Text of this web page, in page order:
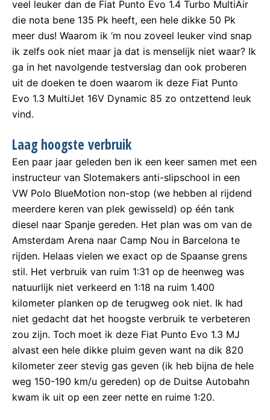
veel leuker dan de Fiat Punto Evo 1.4 Turbo MultiAir
die nota bene 135 Pk heeft, een hele dikke 50 Pk
meer dus! Waarom ik ‘m nou zoveel leuker vind snap
ik zelfs ook niet maar ja dat is menselijk niet waar? Ik
ga in het navolgende testverslag dan ook proberen
uit de doeken te doen waarom ik deze Fiat Punto
Evo 1.3 MultiJet 16V Dynamic 85 zo ontzettend leuk
vind.
Laag hoogste verbruik
Een paar jaar geleden ben ik een keer samen met een
instructeur van Slotemakers anti-slipschool in een
VW Polo BlueMotion non-stop (we hebben al rijdend
meerdere keren van plek gewisseld) op één tank
diesel naar Spanje gereden. Het plan was om van de
Amsterdam Arena naar Camp Nou in Barcelona te
rijden. Helaas vielen we exact op de Spaanse grens
stil. Het verbruik van ruim 1:31 op de heenweg was
natuurlijk niet verkeerd en 1:18 na ruim 1.400
kilometer planken op de terugweg ook niet. Ik had
niet gedacht dat het hoogste verbruik te verbeteren
zou zijn. Toch moet ik deze Fiat Punto Evo 1.3 MJ
alvast een hele dikke pluim geven want na dik 820
kilometer zeer stevig gas geven (ik heb bijna de hele
weg 150-190 km/u gereden) op de Duitse Autobahn
kwam ik uit op een zeer nette en ruime 1:20.